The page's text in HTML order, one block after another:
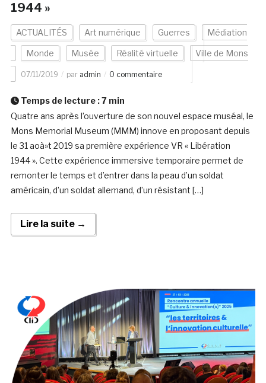
1944 »
ACTUALITÉS Art numérique Guerres Médiation
Monde Musée Réalité virtuelle Ville de Mons
07/11/2019 par admin 0 commentaire
Temps de lecture :7 min
Quatre ans après l’ouverture de son nouvel espace muséal, le
Mons Memorial Museum (MMM) innove en proposant depuis
le 31 aoà»t 2019 sa première expérience VR « Libération
1944 ». Cette expérience immersive temporaire permet de
remonter le temps et d’entrer dans la peau d’un soldat
américain, d’un soldat allemand, d’un résistant […]
Lire la suite →